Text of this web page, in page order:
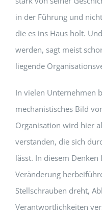
in der Führung und
die es ins Haus holt.
werden, sagt meist
liegende
In vielen Unternehmen
mechanistisches Bild
Organisation wird hier
verstanden, die sich
lässt. In diesem
Veränderung
Stellschrauben dreht,
Verantwortlichkeiten